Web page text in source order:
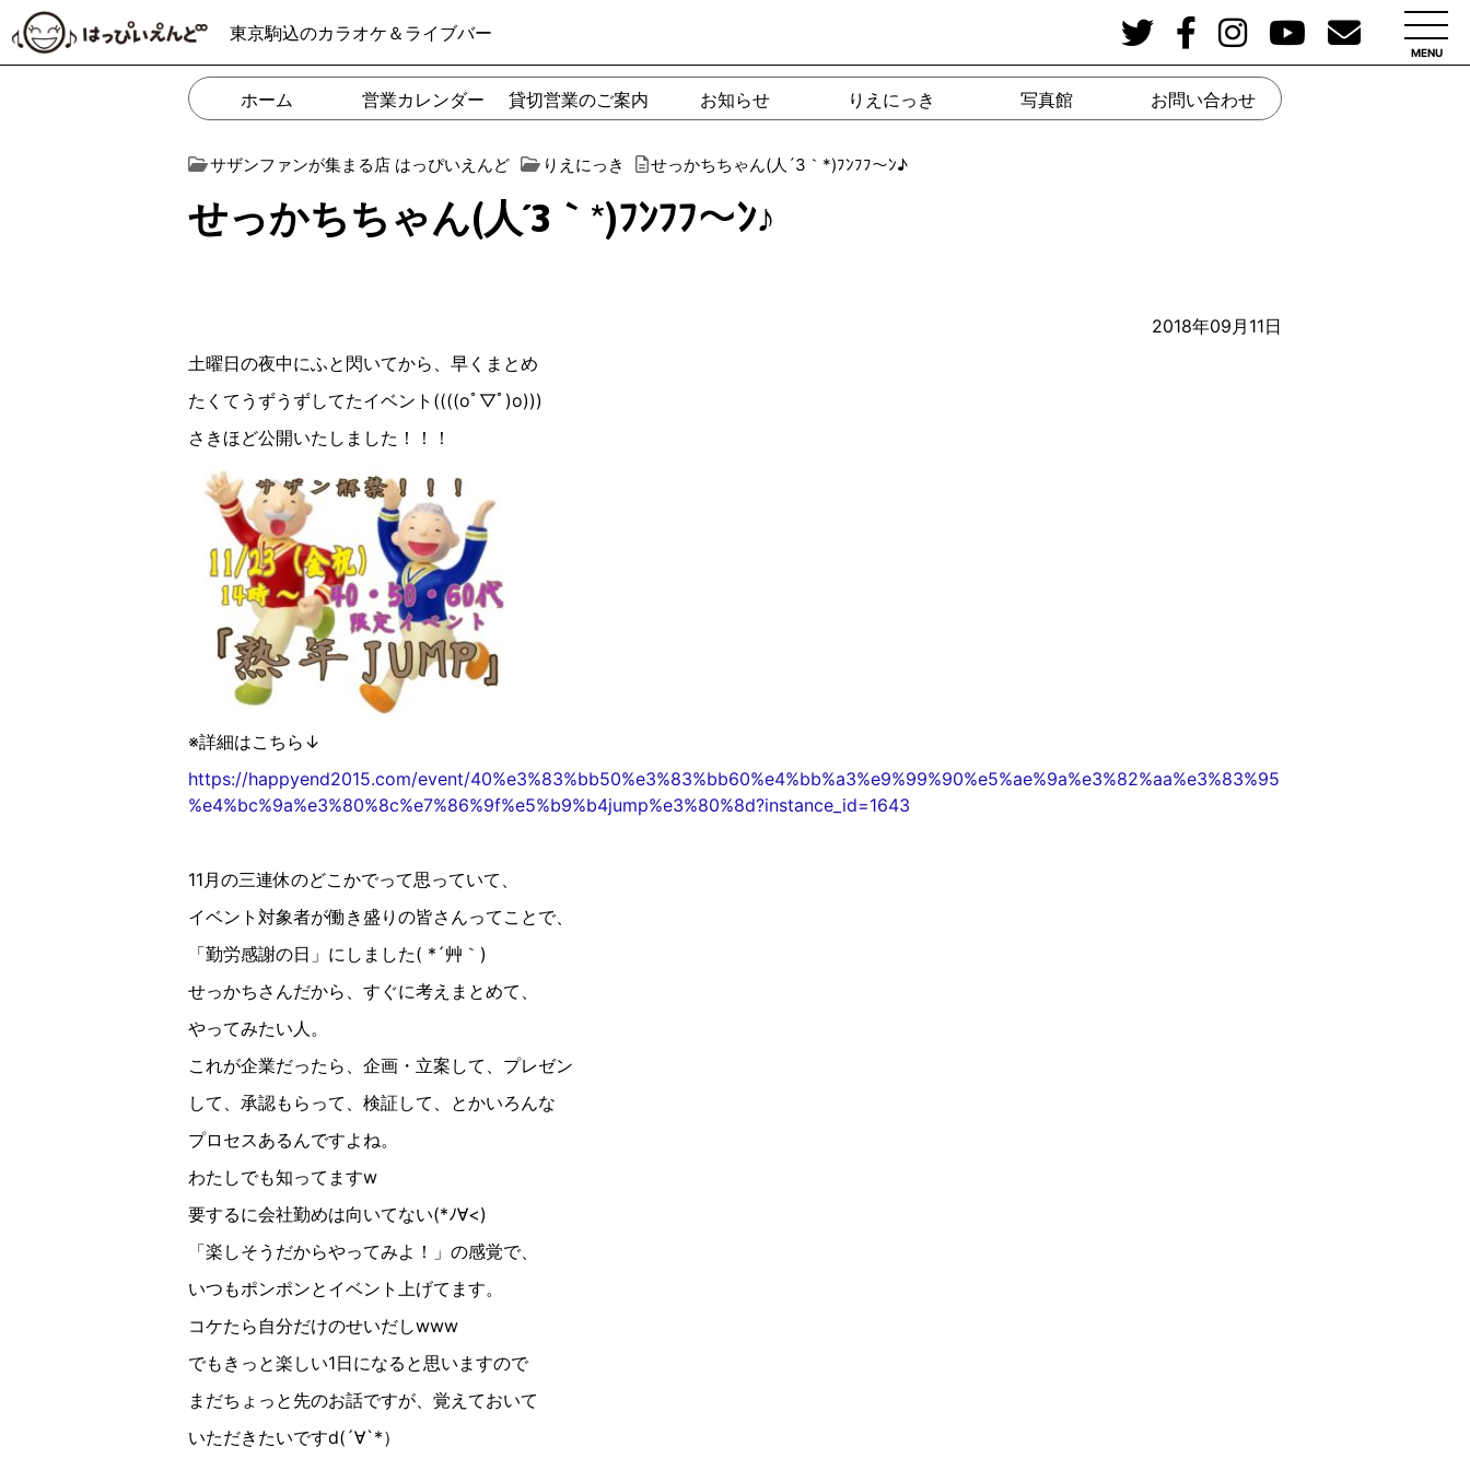
東京駒込のカラオケ＆ライブバー
MENU
ホーム 営業カレンダー 貸切営業のご案内 お知らせ りえにっき 写真館 お問い合わせ
サザンファンが集まる店 はっぴいえんど りえにっき せっかちちゃん(人´3｀*)ﾌﾝﾌﾌ〜ﾝ♪︎
せっかちちゃん(人´3｀*)ﾌﾝﾌﾌ〜ﾝ♪︎
2018年09月11日
土曜日の夜中にふと閃いてから、早くまとめ
たくてうずうずしてたイベント((((oﾟ▽ﾟ︎)o)))
さきほど公開いたしました！！！
※詳細はこちら↓
https://happyend2015.com/event/40%e3%83%bb50%e3%83%bb60%e4%bb%a3%e9%99%90%e5%ae%9a%e3%82%aa%e3%83%95
%e4%bc%9a%e3%80%8c%e7%86%9f%e5%b9%b4jump%e3%80%8d?instance_id=1643
11月の三連休のどこかでって思っていて、
イベント対象者が働き盛りの皆さんってことで、
「勤労感謝の日」にしました( *´艸｀)
せっかちさんだから、すぐに考えまとめて、
やってみたい人。
これが企業だったら、企画・立案して、プレゼン
して、承認もらって、検証して、とかいろんな
プロセスあるんですよね。
わたしでも知ってますw
要するに会社勤めは向いてない(*ﾉ∀︎<)
「楽しそうだからやってみよ！」の感覚で、
いつもポンポンとイベント上げてます。
コケたら自分だけのせいだしwww
でもきっと楽しい1日になると思いますので
まだちょっと先のお話ですが、覚えておいて
いただきたいですd(´∀︎`*）